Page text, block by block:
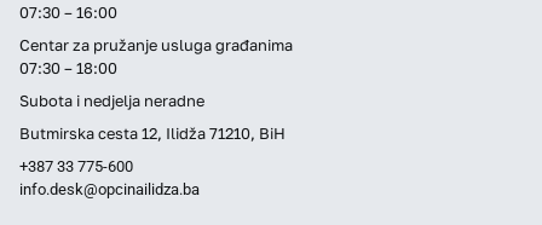
07:30 – 16:00
Centar za pružanje usluga građanima
07:30 – 18:00
Subota i nedjelja neradne
Butmirska cesta 12, Ilidža 71210, BiH
+387 33 775-600
info.desk@opcinailidza.ba